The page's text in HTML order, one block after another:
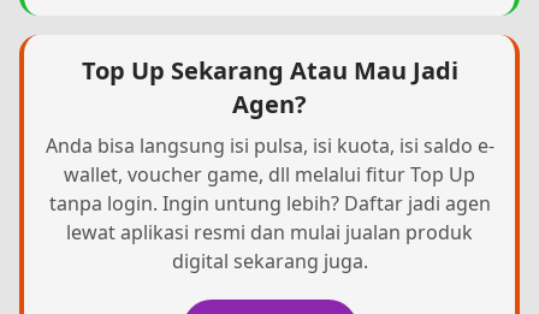
Top Up Sekarang Atau Mau Jadi
Agen?
Anda bisa langsung isi pulsa, isi kuota, isi saldo e-
wallet, voucher game, dll melalui fitur Top Up
tanpa login. Ingin untung lebih? Daftar jadi agen
lewat aplikasi resmi dan mulai jualan produk
digital sekarang juga.